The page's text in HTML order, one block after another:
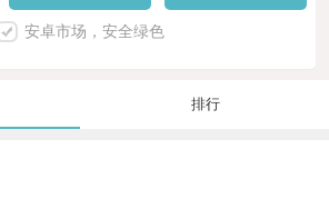
安卓市场，安全绿色
排行